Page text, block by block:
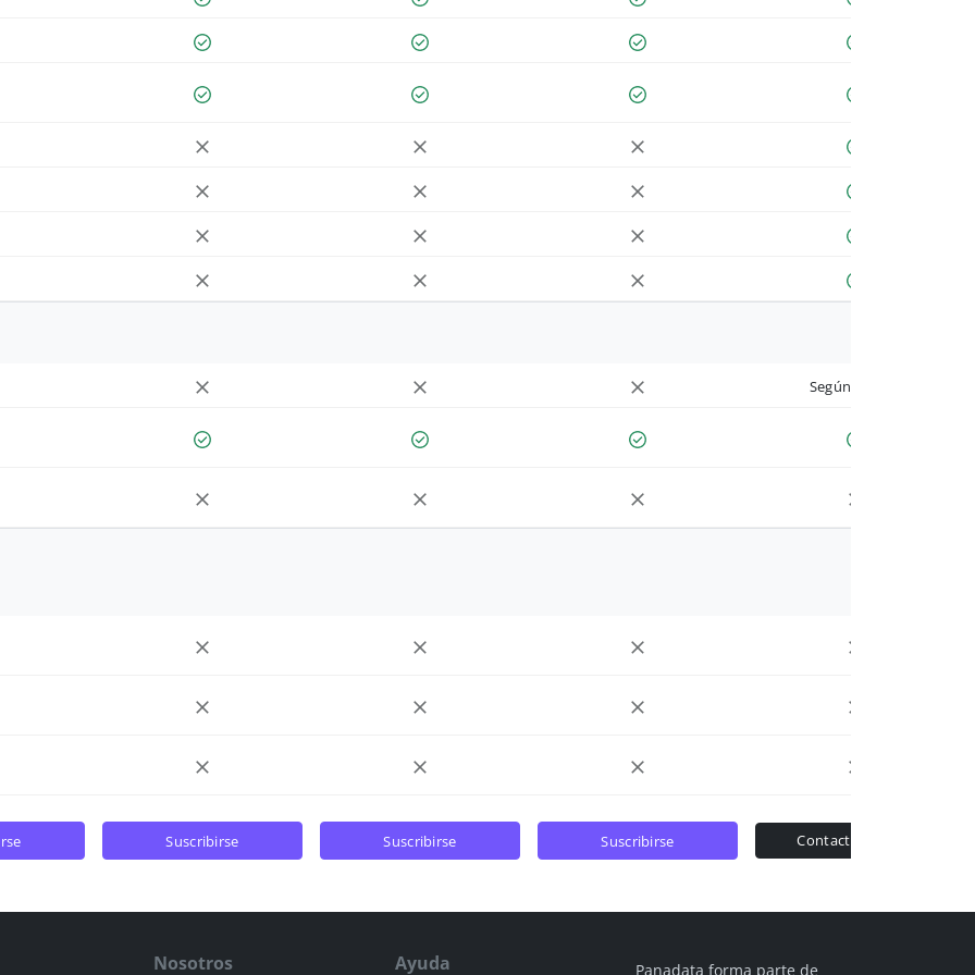
Según cuenta
suscribirse suscribirse suscribirse contactar ventas
Nosotros Ayuda Panadata forma parte de